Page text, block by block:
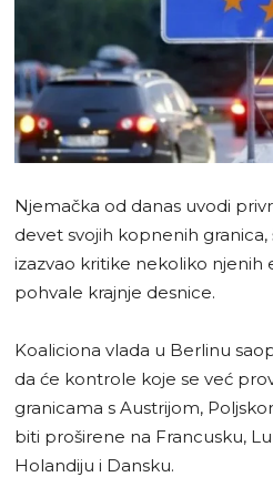
Njemačka od danas uvodi
devet svojih kopnenih
izazvao kritike nekoliko njenih
pohvale krajnje desnice.
Koaliciona vlada u Berlinu
da će kontrole koje se već
granicama s Austrijom,
biti proširene na Francusku,
Holandiju i Dansku.